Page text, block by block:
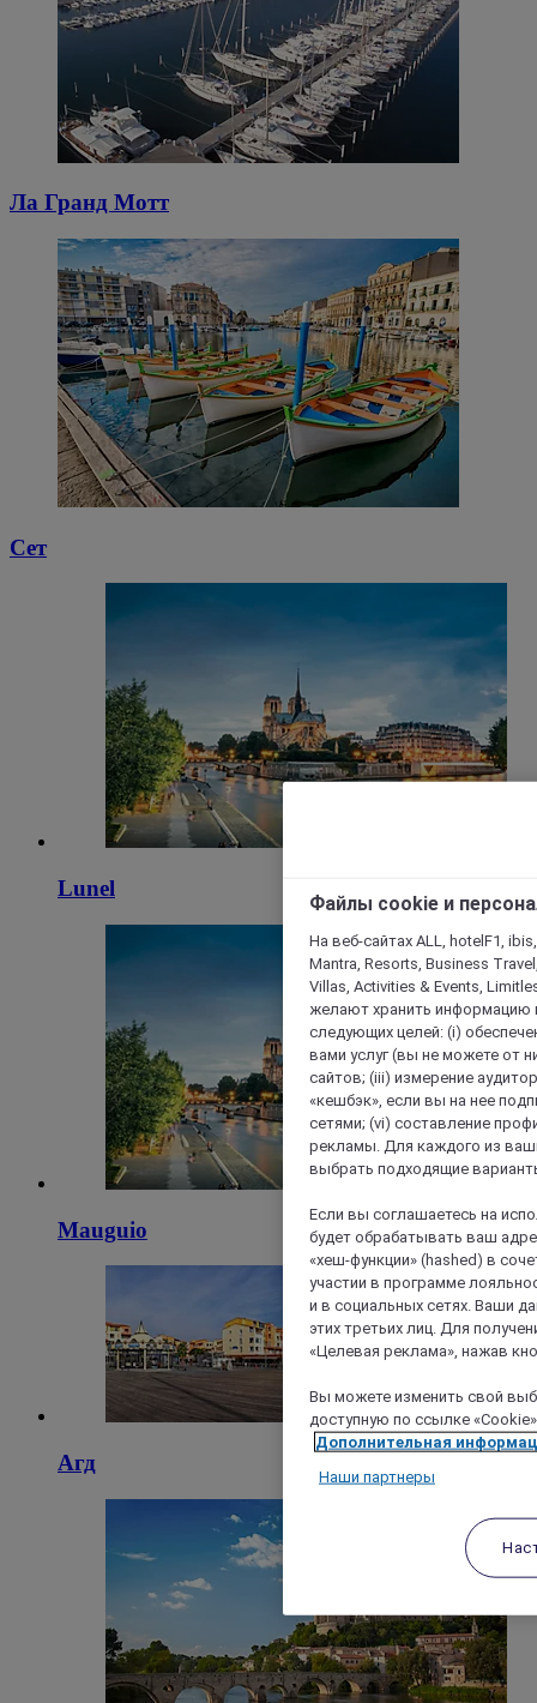
Ла Гранд Мотт
Сет
Lunel
Mauguio
Агд
Файлы cookie и
На веб-сайтах ALL, hotelF1,
Mantra, Resorts, Business
Villas, Activities & Events,
желают хранить информацию
следующих целей: (i)
вами услуг (вы не можете от
сайтов; (iii) измерение
«кешбэк», если вы на нее
сетями; (vi) составление
рекламы. Для каждого из
выбрать подходящие
Если вы соглашаетесь на
будет обрабатывать ваш
«хеш-функции» (hashed) в
участии в программе
и в социальных сетях. Ваши
этих третьих лиц. Для
«Целевая реклама», нажав
Вы можете изменить свой
доступную по ссылке
Дополнительная
Наши партнеры